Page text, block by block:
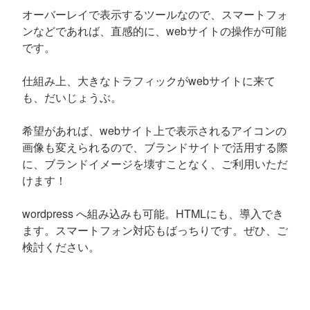
オーバーレイで表示するツールなので、スマートフォ
ンなどであれば、直感的に、webサイトの操作が可能
です。
仕組み上、大きなトラフィックがwebサイトに来て
も、だいじょうぶ。
希望があれば、webサイト上で表示されるアイコンの
画像も変えられるので、ブランドサイトで活用する際
に、ブランドイメージを壊すことなく、ご利用いただ
けます！
wordpress へ組み込みも可能。HTMLにも、導入でき
ます。スマートフォン対応もばっちりです。ぜひ、ご
検討ください。